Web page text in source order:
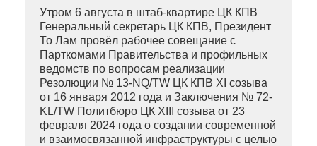
Утром 6 августа в штаб-квартире ЦК КПВ
Генеральный секретарь ЦК КПВ, Президент
То Лам провёл рабочее совещание с
Парткомами Правительства и профильных
ведомств по вопросам реализации
Резолюции № 13-NQ/TW ЦК КПВ XI созыва
от 16 января 2012 года и Заключения № 72-
KL/TW Политбюро ЦК XIII созыва от 23
февраля 2024 года о создании современной
и взаимосвязанной инфраструктуры с целью